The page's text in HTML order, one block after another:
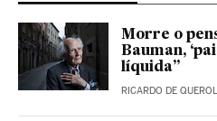
Morre o
Bauman,
líquida”
RICARDO DE QUEROL